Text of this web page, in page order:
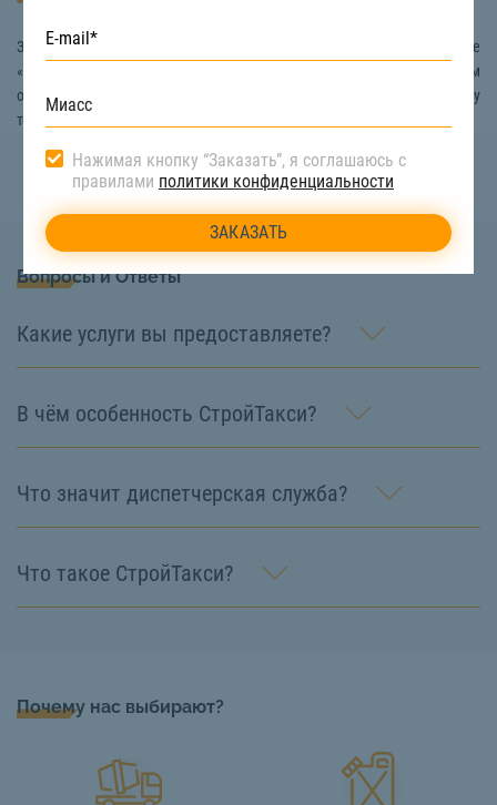
Заказать услуги валки деревьев в Миассе вы можете на сайте
«СтройТакси». Наши специалисты всегда на связи, и с удовольствием
ответят на все ваши вопросы, если вы позвоните по номеру
телефона:
Вопросы и Ответы
Какие услуги вы предоставляете?
В чём особенность СтройТакси?
Что значит диспетчерская служба?
Что такое СтройТакси?
Почему нас выбирают?
Нажимая кнопку “Заказать”, я соглашаюсь с
правилами политики конфиденциальности